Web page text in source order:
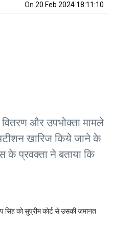
On 20 Feb 2024 18:11:10
वितरण और उपभोक्ता मामले
खारिज किये जाने के
के प्रवक्ता ने बताया कि
सिंह को सुप्रीम कोर्ट से उसकी ज़मानत